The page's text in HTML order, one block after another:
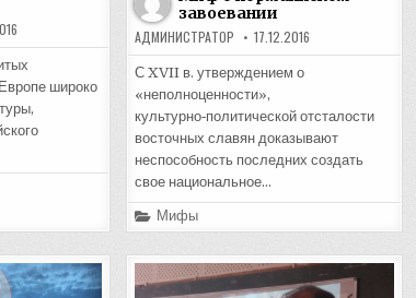
широко
завоевании
АДМИНИСТРАТОР 17.12.2016
С XVII в. утверждением о
«неполноценности»,
культурно‑политической отсталости
восточных славян доказывают
неспособность последних создать
свое национальное…
Posted
in
Мифы